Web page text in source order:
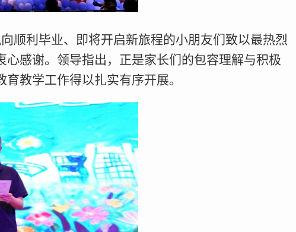
顺利毕业、即将开启新旅程的小朋友们致以最热烈
感谢。领导指出，正是家长们的包容理解与积极
教学工作得以扎实有序开展。